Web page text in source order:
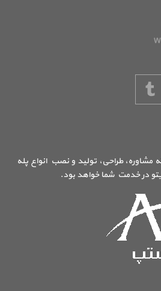
طراحی، تولید و نصب انواع پله
در خدمت شما خواهد بود.